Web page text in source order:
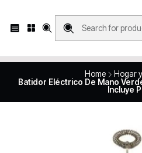
Home
Hogar
Batidor Eléctrico De Mano
Incluye